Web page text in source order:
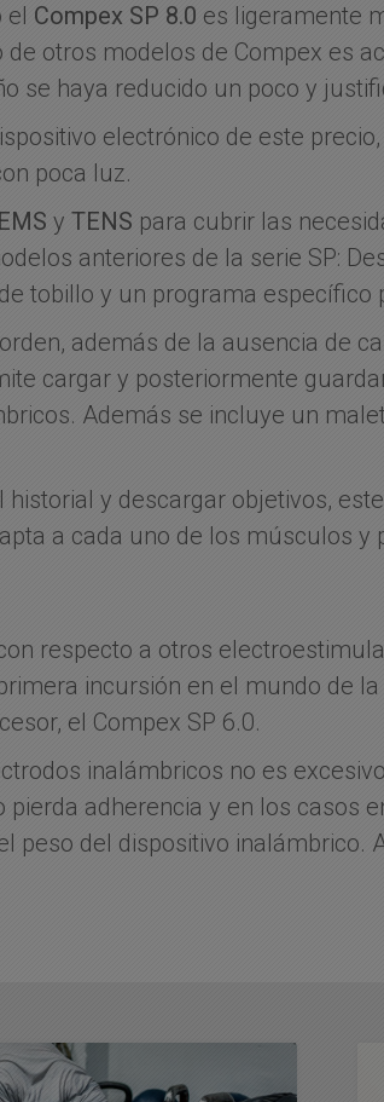
el Compex SP 8.0 es ligeramente
otros modelos de Compex es
se haya reducido un poco y
electrónico de este
poca luz.
EMS y TENS para cubrir las
anteriores de la serie SP:
tobillo y un programa específico
además de la ausencia de
cargar y posteriormente
Además se incluye un
y descargar objetivos,
a cada uno de los músculos
respecto a otros
incursión en el mundo de
el Compex SP 6.0.
inalámbricos no es
adherencia y en los casos
peso del dispositivo inalámbrico.